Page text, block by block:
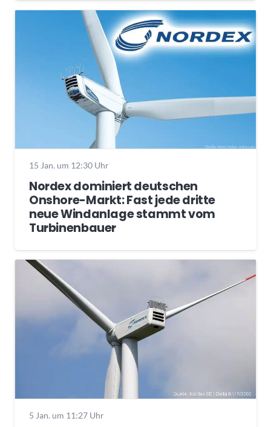
15 Jan. um 12:30 Uhr
Nordex dominiert deutschen
Onshore-Markt: Fast jede dritte
neue Windanlage stammt vom
Turbinenbauer
5 Jan. um 11:27 Uhr